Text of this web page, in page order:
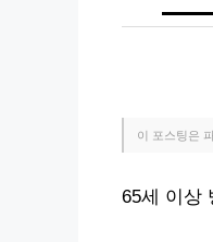
이 포스팅은
65세 이상